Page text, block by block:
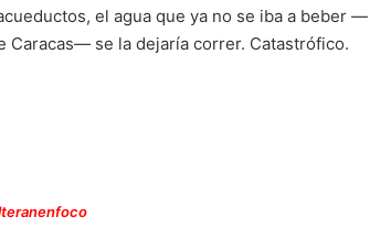
el agua que ya no se iba a beber —
Caracas— se la dejaría correr. Catastrófico.